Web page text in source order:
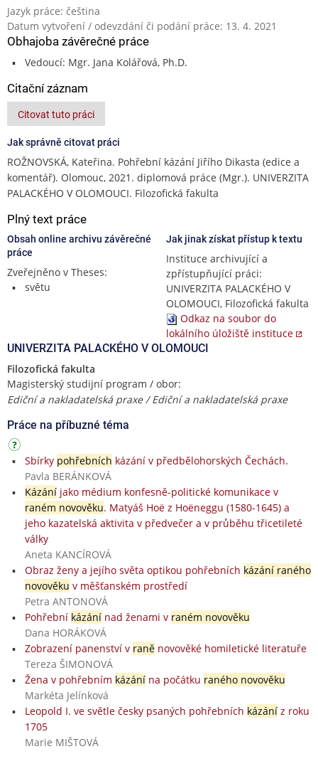
Jazyk práce: čeština
Datum vytvoření / odevzdání či podání práce: 13. 4. 2021
Obhajoba závěrečné práce
Vedoucí: Mgr. Jana Kolářová, Ph.D.
Citační záznam
Citovat tuto práci
Jak správně citovat práci
ROŽNOVSKÁ, Kateřina. Pohřební kázání Jiřího Dikasta (edice a
komentář). Olomouc, 2021. diplomová práce (Mgr.). UNIVERZITA
PALACKÉHO V OLOMOUCI. Filozofická fakulta
Plný text práce
Obsah online archivu závěrečné
práce
Zveřejněno v Theses:
světu
Jak jinak získat přístup k textu
Instituce archivující a
zpřístupňující práci:
UNIVERZITA PALACKÉHO V
OLOMOUCI, Filozofická fakulta
Odkaz na soubor do
lokálního úložiště instituce
UNIVERZITA PALACKÉHO V OLOMOUCI
Filozofická fakulta
Magisterský studijní program / obor:
Ediční a nakladatelská praxe / Ediční a nakladatelská praxe
Práce na příbuzné téma
Sbírky pohřebních kázání v předbělohorských Čechách.
Pavla BERÁNKOVÁ
Kázáníjako médium konfesně-politické komunikace v
raném novověku. Matyáš Hoë z Hoëneggu (1580-1645) a
jeho kazatelská aktivita v předvečer a v průběhu třicetileté
války
Aneta KANCÍROVÁ
Obraz ženy a jejího světa optikou pohřebních kázání raného
novověku v měšťanském prostředí
Petra ANTONOVÁ
Pohřební kázánínad ženami v raném novověku
Dana HORÁKOVÁ
Zobrazení panenství v raněnovověké homiletické literatuře
Tereza ŠIMONOVÁ
Žena v pohřebním kázánína počátku raného novověku
Markéta Jelínková
Leopold I. ve světle česky psaných pohřebních kázáníz roku
1705
Marie MIŠTOVÁ